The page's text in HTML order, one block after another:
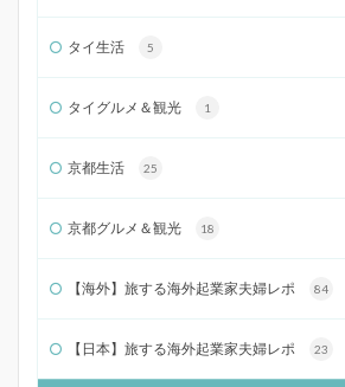
タイ生活 5
タイグルメ＆観光 1
京都生活 25
京都グルメ＆観光 18
【海外】旅する海外起業家夫婦レポ 84
【日本】旅する海外起業家夫婦レポ 23